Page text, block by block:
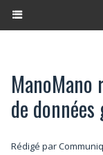
ManoMano
de
Rédigé par